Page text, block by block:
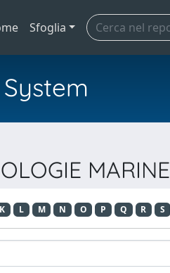
Sfoglia
MARINE
K L M N O P Q R S